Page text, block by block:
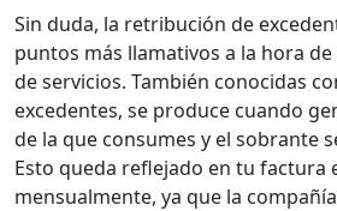
Sin duda, la retribución de
puntos más llamativos a la hora
de servicios. También conocidas
excedentes, se produce cuando
de la que consumes y el sobrante
Esto queda reflejado en tu factura
mensualmente, ya que la